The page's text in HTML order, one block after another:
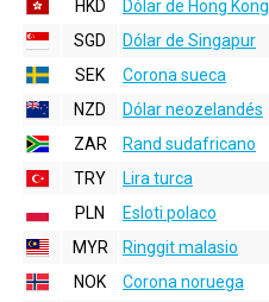
HKD
Dólar de Hong Kong
SGD
Dólar de Singapur
SEK
Corona sueca
NZD
Dólar neozelandés
ZAR
Rand sudafricano
TRY
Lira turca
PLN
Esloti polaco
MYR
Ringgit malasio
NOK
Corona noruega